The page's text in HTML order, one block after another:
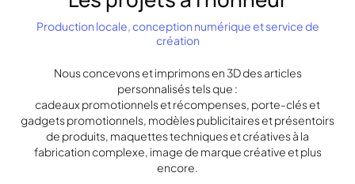
Production locale, conception numérique et service de
création
Nous concevons et imprimons en 3D des articles
personnalisés tels que :
cadeaux promotionnels et récompenses, porte-clés et
gadgets promotionnels, modèles publicitaires et présentoirs
de produits, maquettes techniques et créatives à la
fabrication complexe, image de marque créative et plus
encore.